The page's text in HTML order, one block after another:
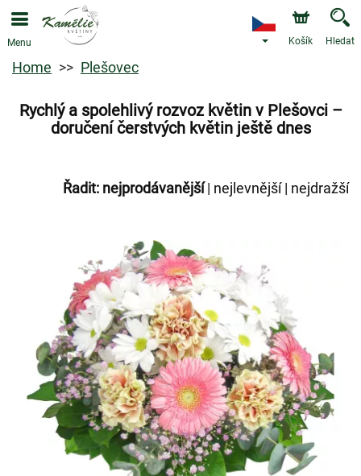
Menu Košík Hledat
Home Plešovec
Rychlý a spolehlivý rozvoz květin v Plešovci –
doručení čerstvých květin ještě dnes
Řadit: nejprodávanější| nejlevnější| nejdražší